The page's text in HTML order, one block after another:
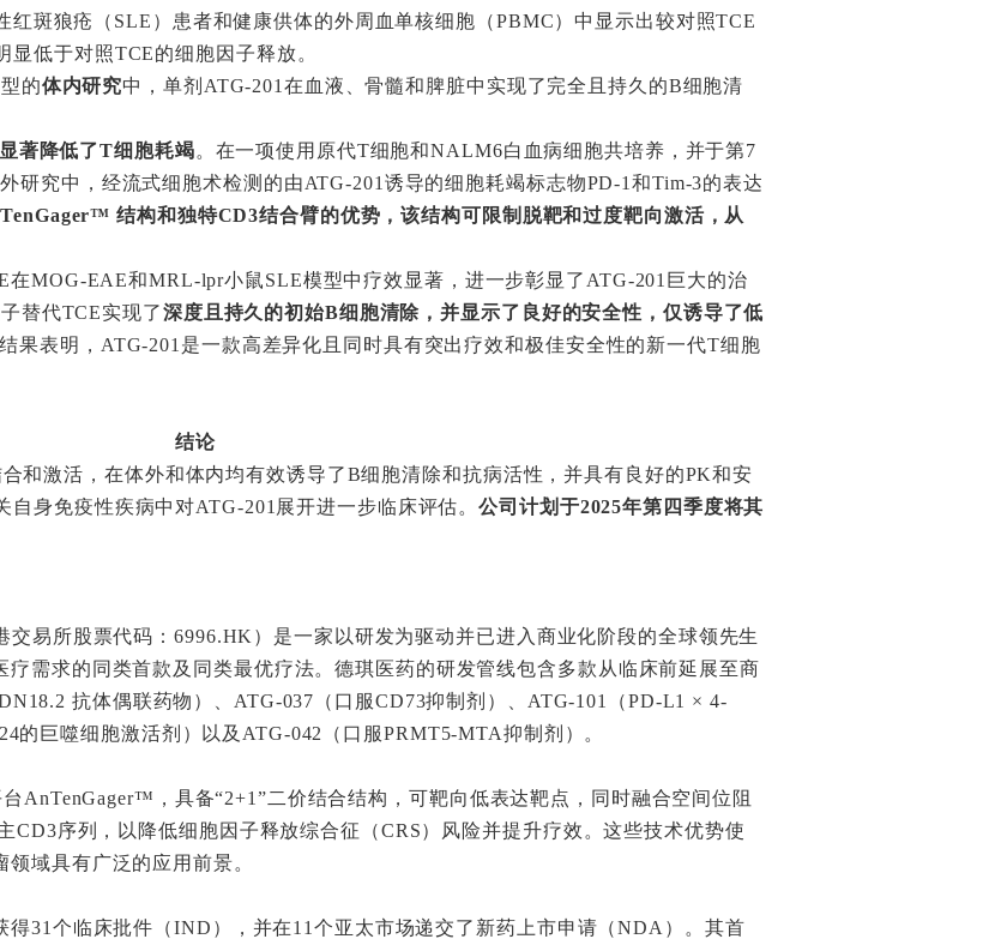
红斑狼疮（SLE）患者和健康供体的外周血单核细胞（PBMC）中显示出较对照TCE
低于对照TCE的细胞因子释放。
的体内研究中，单剂ATG-201在血液、骨髓和脾脏中实现了完全且持久的B细胞清
著降低了T细胞耗竭。在一项使用原代T细胞和NALM6白血病细胞共培养，并于第7
研究中，经流式细胞术检测的由ATG-201诱导的细胞耗竭标志物PD-1和Tim-3的表达
结构和独特CD3结合臂的优势，该结构可限制脱靶和过度靶向激活，从
在MOG-EAE和MRL-lpr小鼠SLE模型中疗效显著，进一步彰显了ATG-201巨大的治
替代TCE实现了深度且持久的初始B细胞清除，并显示了良好的安全性，仅诱导了低
果表明，ATG-201是一款高差异化且同时具有突出疗效和极佳安全性的新一代T细胞
结论
和激活，在体外和体内均有效诱导了B细胞清除和抗病活性，并具有良好的PK和安
自身免疫性疾病中对ATG-201展开进一步临床评估。公司计划于2025年第四季度将其
交易所股票代码：6996.HK）是一家以研发为驱动并已进入商业化阶段的全球领先生
需求的同类首款及同类最优疗法。德琪医药的研发管线包含多款从临床前延展至商
抗体偶联药物）、ATG-037（口服CD73抑制剂）、ATG-101（PD-L1 × 4-
的巨噬细胞激活剂）以及ATG-042（口服PRMT5-MTA抑制剂）。
AnTenGager™，具备“2+1”二价结合结构，可靶向低表达靶点，同时融合空间位阻
CD3序列，以降低细胞因子释放综合征（CRS）风险并提升疗效。这些技术优势使
域具有广泛的应用前景。
得31个临床批件（IND），并在11个亚太市场递交了新药上市申请（NDA）。其首